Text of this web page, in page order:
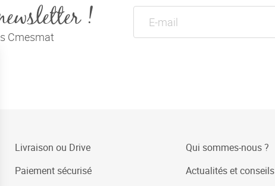
!
Cmesmat
Livraison ou Drive
Paiement sécurisé
Qui sommes-nous ?
Actualités et conseils